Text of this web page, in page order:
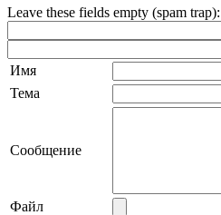
Leave these fields empty (spam trap):
Имя
Тема
Сообщение
Файл